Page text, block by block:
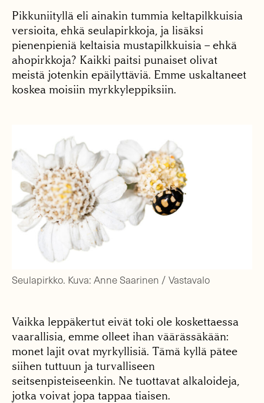
Pikkuniityllä eli ainakin tummia keltapilkkuisia
versioita, ehkä seulapirkkoja, ja lisäksi
pienenpieniä keltaisia mustapilkkuisia – ehkä
ahopirkkoja? Kaikki paitsi punaiset olivat
meistä jotenkin epäilyttäviä. Emme uskaltaneet
koskea moisiin myrkkyleppiksiin.
Seulapirkko. Kuva: Anne Saarinen / Vastavalo
Vaikka leppäkertut eivät toki ole koskettaessa
vaarallisia, emme olleet ihan väärässäkään:
monet lajit ovat myrkyllisiä. Tämä kyllä pätee
siihen tuttuun ja turvalliseen
seitsenpisteiseenkin. Ne tuottavat alkaloideja,
jotka voivat jopa tappaa tiaisen.